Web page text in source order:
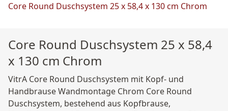
Core Round Duschsystem 25 x 58,4 x 130 cm Chrom
Core Round Duschsystem 25 x 58,4
x 130 cm Chrom
VitrA Core Round Duschsystem mit Kopf- und
Handbrause Wandmontage Chrom Core Round
Duschsystem, bestehend aus Kopfbrause,